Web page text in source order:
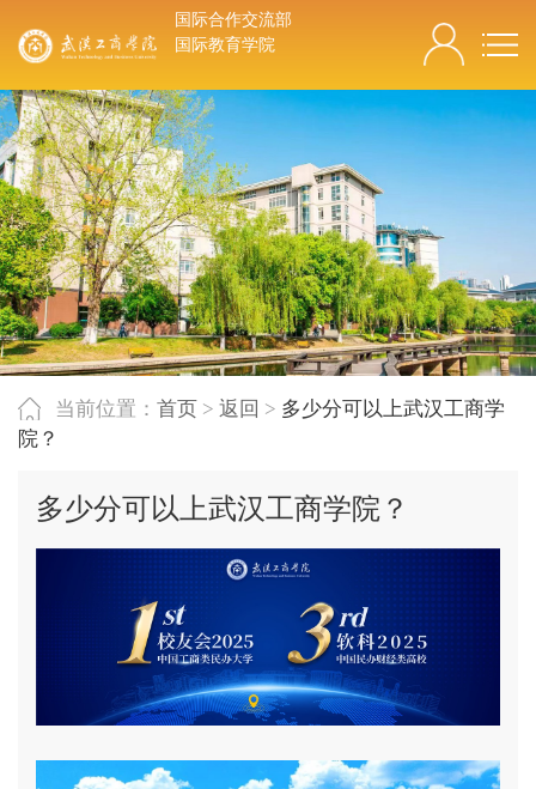
国际合作交流部
国际教育学院
当前位置： 首页> 返回 > 多少分可以上武汉工商学
院？
多少分可以上武汉工商学院？